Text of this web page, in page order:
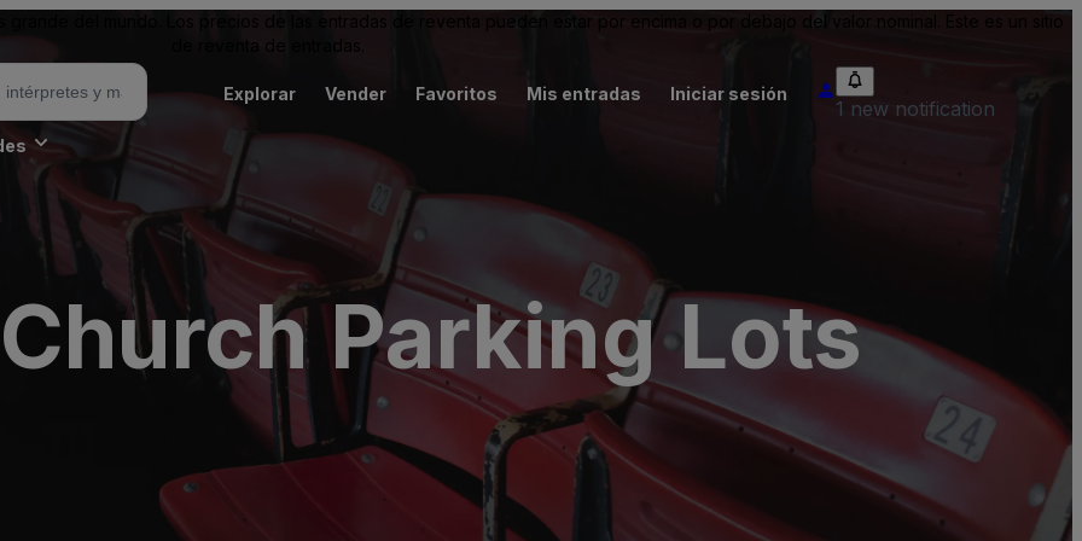
grande del mundo. Los precios de las entradas de reventa pueden estar por encima o por debajo del valor nominal. Este es un sitio
de reventa de entradas.
Explorar Vender Favoritos Mis entradas Iniciar sesión
1 new notification
Parking Lots